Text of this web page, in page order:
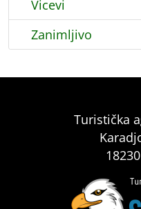
Vicevi
Zanimljivo
Turistička